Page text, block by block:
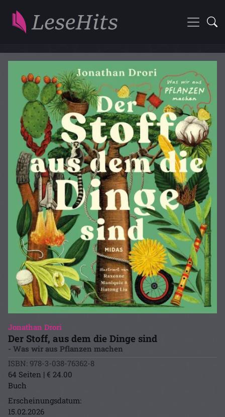
Jonathan Drori
Der Stoff, aus dem die Dinge sind
- Was wir aus Pflanzen machen
ISBN: 978-3-038-76362-8
64 Seiten | € 24.00
Buch
Erscheinungsdatum:
15.02.2026